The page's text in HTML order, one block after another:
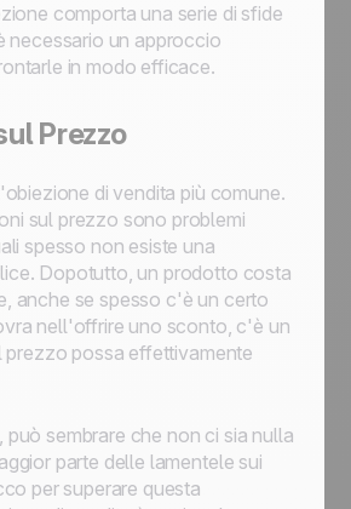
comporta una serie di sfide
necessario un approccio
in modo efficace.
Prezzo
di vendita più comune.
sul prezzo sono problemi
spesso non esiste una
Dopotutto, un prodotto costa
anche se spesso c'è un certo
nell'offrire uno sconto, c'è un
prezzo possa effettivamente
può sembrare che non ci sia nulla
parte delle lamentele sui
per superare questa